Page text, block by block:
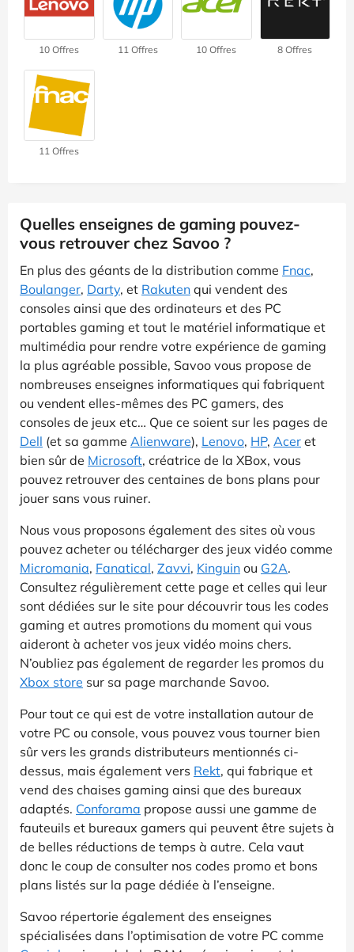
10 Offres 11 Offres 10 Offres 8 Offres
11 Offres
Quelles enseignes de gaming pouvez-
vous retrouver chez Savoo ?
En plus des géants de la distribution comme Fnac,
Boulanger, Darty, et Rakuten qui vendent des
consoles ainsi que des ordinateurs et des PC
portables gaming et tout le matériel informatique et
multimédia pour rendre votre expérience de gaming
la plus agréable possible, Savoo vous propose de
nombreuses enseignes informatiques qui fabriquent
ou vendent elles-mêmes des PC gamers, des
consoles de jeux etc… Que ce soient sur les pages de
Dell (et sa gamme Alienware), Lenovo, HP, Acer et
bien sûr de Microsoft, créatrice de la XBox, vous
pouvez retrouver des centaines de bons plans pour
jouer sans vous ruiner.
Nous vous proposons également des sites où vous
pouvez acheter ou télécharger des jeux vidéo comme
Micromania, Fanatical, Zavvi, Kinguin ou G2A.
Consultez régulièrement cette page et celles qui leur
sont dédiées sur le site pour découvrir tous les codes
gaming et autres promotions du moment qui vous
aideront à acheter vos jeux vidéo moins chers.
N’oubliez pas également de regarder les promos du
Xbox store sur sa page marchande Savoo.
Pour tout ce qui est de votre installation autour de
votre PC ou console, vous pouvez vous tourner bien
sûr vers les grands distributeurs mentionnés ci-
dessus, mais également vers Rekt, qui fabrique et
vend des chaises gaming ainsi que des bureaux
adaptés. Conforama propose aussi une gamme de
fauteuils et bureaux gamers qui peuvent être sujets à
de belles réductions de temps à autre. Cela vaut
donc le coup de consulter nos codes promo et bons
plans listés sur la page dédiée à l’enseigne.
Savoo répertorie également des enseignes
spécialisées dans l’optimisation de votre PC comme